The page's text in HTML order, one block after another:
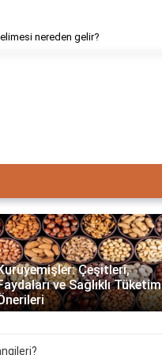
nereden gelir?
Çeşitleri,
ve Sağlıklı Tüketim